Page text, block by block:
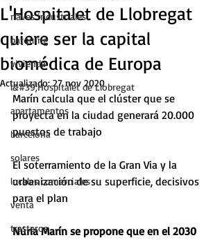
naves industriales
parquing
vivienda
l&#39;Hospitalet de Llobregat
apartamentos
barcelona
solares
locales comerciales
venta
trasteros
L'Hospitalet de Llobregat
quiere ser la capital
biomédica de Europa
Actualizado:27 nov 2020
Marín calcula que el clúster que se
proyecta en la ciudad generará 20.000
puestos de trabajo
El soterramiento de la Gran Via y la
urbanización de su superficie, decisivos
para el plan
Núria Marín se propone que en el 2030